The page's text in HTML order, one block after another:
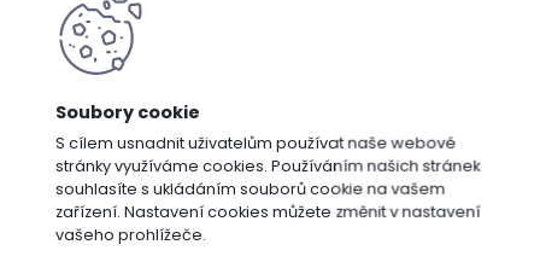
S cílem usnadnit uživatelům používat naše webové
stránky využíváme cookies. Používáním našich stránek
souhlasíte s ukládáním souborů cookie na vašem
zařízení. Nastavení cookies můžete změnit v nastavení
vašeho prohlížeče.
Dárkové
poukazy
Vyberte
značku
Bofix
Cererit
Dicotex
Garlon